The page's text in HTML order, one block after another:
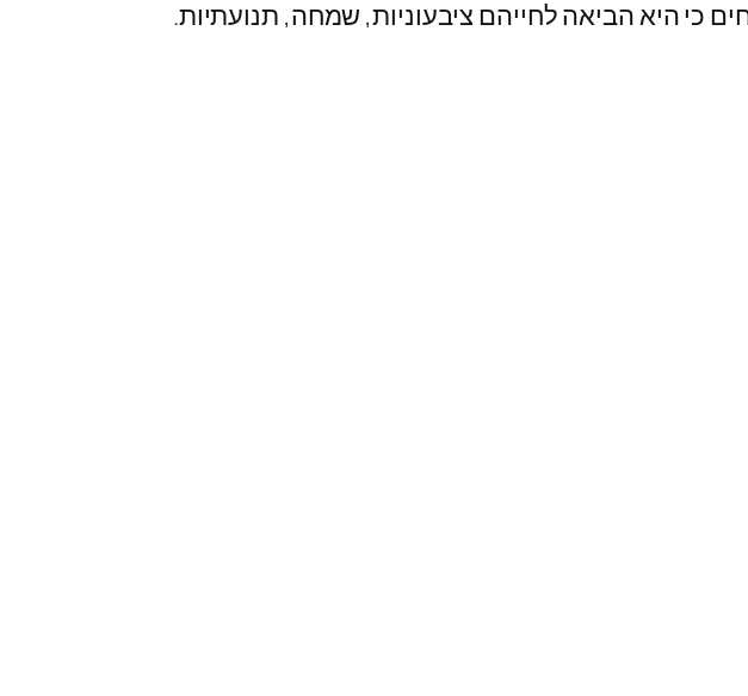
כי היא הביאה לחייהם ציבעוניות, שמחה, תנועתיות.